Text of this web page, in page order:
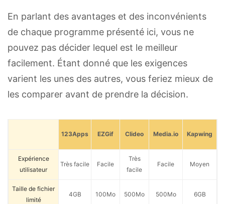
En parlant des avantages et des inconvénients
de chaque programme présenté ici, vous ne
pouvez pas décider lequel est le meilleur
facilement. Étant donné que les exigences
varient les unes des autres, vous feriez mieux de
les comparer avant de prendre la décision.
123Apps EZGif Clideo Media.io Kapwing
Expérience
utilisateur
Très facile Facile
Très
facile
Facile Moyen
Taille de fichier
limité
4GB 100Mo 500Mo 500Mo 6GB